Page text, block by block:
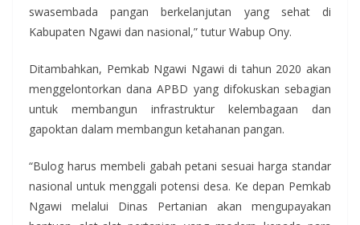
swasembada pangan berkelanjutan yang sehat di
Kabupaten Ngawi dan nasional,” tutur Wabup Ony.
Ditambahkan, Pemkab Ngawi Ngawi di tahun 2020 akan
menggelontorkan dana APBD yang difokuskan sebagian
untuk membangun infrastruktur kelembagaan dan
gapoktan dalam membangun ketahanan pangan.
“Bulog harus membeli gabah petani sesuai harga standar
nasional untuk menggali potensi desa. Ke depan Pemkab
Ngawi melalui Dinas Pertanian akan mengupayakan